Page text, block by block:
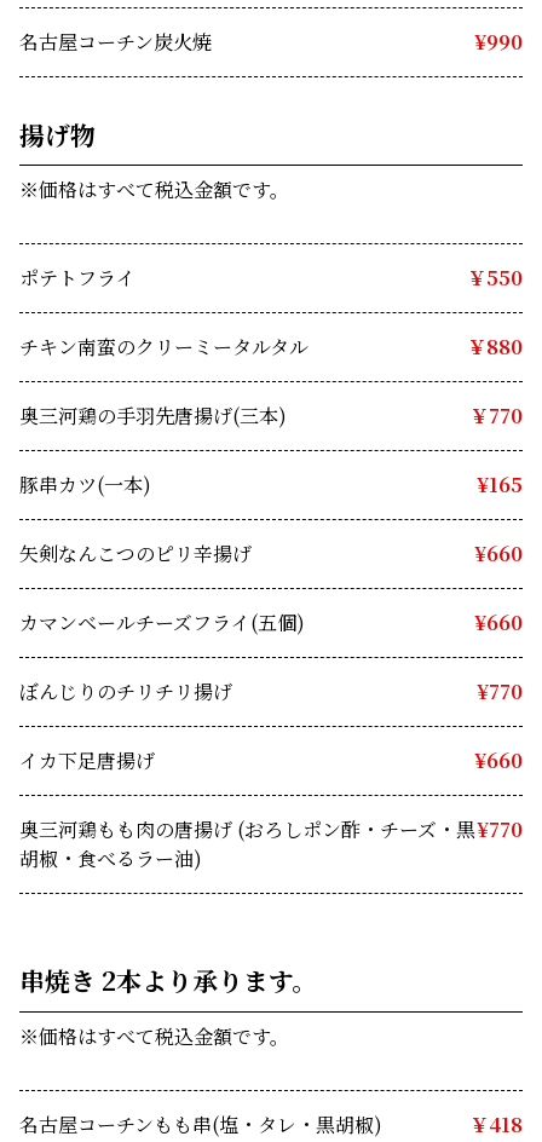
名古屋コーチン炭火焼 ¥990
揚げ物
※価格はすべて税込金額です。
ポテトフライ ￥550
チキン南蛮のクリーミータルタル ￥880
奥三河鶏の手羽先唐揚げ(三本) ￥770
豚串カツ(一本) ¥165
矢剣なんこつのピリ辛揚げ ¥660
カマンベールチーズフライ(五個) ¥660
ぼんじりのチリチリ揚げ ¥770
イカ下足唐揚げ ¥660
奥三河鶏もも肉の唐揚げ (おろしポン酢・チーズ・黒
胡椒・食べるラー油)
¥770
串焼き 2本より承ります。
※価格はすべて税込金額です。
名古屋コーチンもも串(塩・タレ・黒胡椒) ￥418